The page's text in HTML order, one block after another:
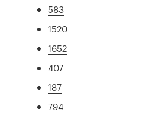
583
1520
1652
407
187
794